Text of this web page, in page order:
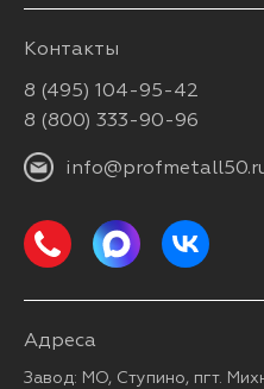
Контакты
8 (495) 104-95-42
8 (800) 333-90-96
Адреса
Завод: МО, Ступино, пгт.